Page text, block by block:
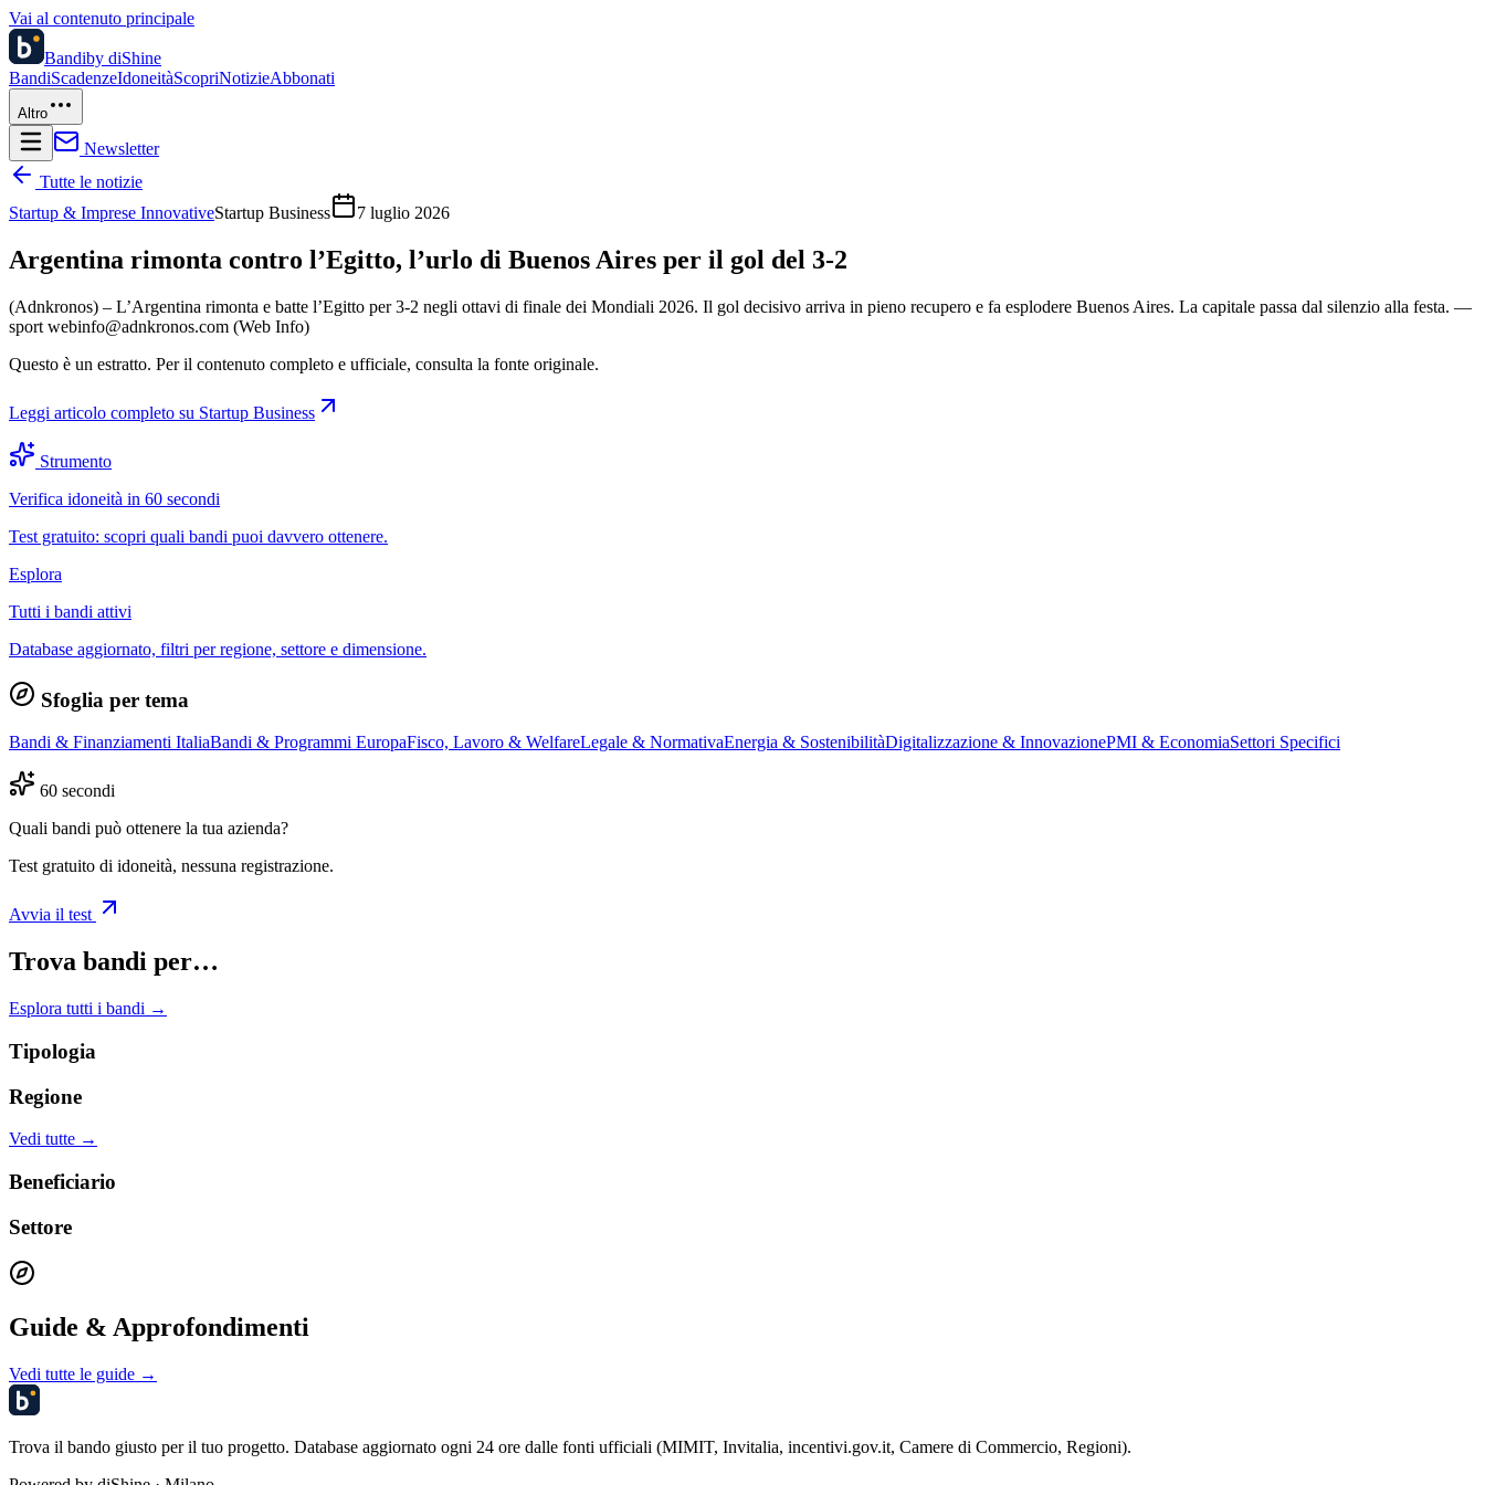
Vai al contenuto principale
Bandiby diShine
BandiScadenzeIdoneitàScopriNotizieAbbonati
Altro
Newsletter
Tutte le notizie
Startup & Imprese InnovativeStartup Business 7 luglio 2026
Argentina rimonta contro l’Egitto, l’urlo di Buenos Aires per il gol del 3-2
(Adnkronos) – L’Argentina rimonta e batte l’Egitto per 3-2 negli ottavi di finale dei Mondiali 2026. Il gol decisivo arriva in pieno recupero e fa esplodere Buenos Aires. La capitale passa dal silenzio alla festa. —
sport webinfo@adnkronos.com (Web Info)
Questo è un estratto. Per il contenuto completo e ufficiale, consulta la fonte originale.
Leggi articolo completo su Startup Business
Strumento
Verifica idoneità in 60 secondi
Test gratuito: scopri quali bandi puoi davvero ottenere.
Esplora
Tutti i bandi attivi
Database aggiornato, filtri per regione, settore e dimensione.
Sfoglia per tema
Bandi & Finanziamenti ItaliaBandi & Programmi EuropaFisco, Lavoro & WelfareLegale & NormativaEnergia & SostenibilitàDigitalizzazione & InnovazionePMI & EconomiaSettori Specifici
60 secondi
Quali bandi può ottenere la tua azienda?
Test gratuito di idoneità, nessuna registrazione.
Avvia il test
Trova bandi per…
Esplora tutti i bandi →
Tipologia
Regione
Vedi tutte →
Beneficiario
Settore
Guide & Approfondimenti
Vedi tutte le guide →
Trova il bando giusto per il tuo progetto. Database aggiornato ogni 24 ore dalle fonti ufficiali (MIMIT, Invitalia, incentivi.gov.it, Camere di Commercio, Regioni).